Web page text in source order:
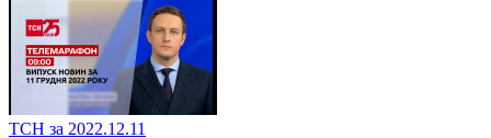
ТСН за 2022.12.11